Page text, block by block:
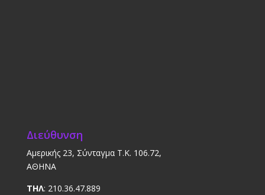
Διεύθυνση
Αμερικής 23, Σύνταγμα Τ.Κ. 106.72,
ΑΘΗΝΑ
ΤΗΛ: 210.36.47.889